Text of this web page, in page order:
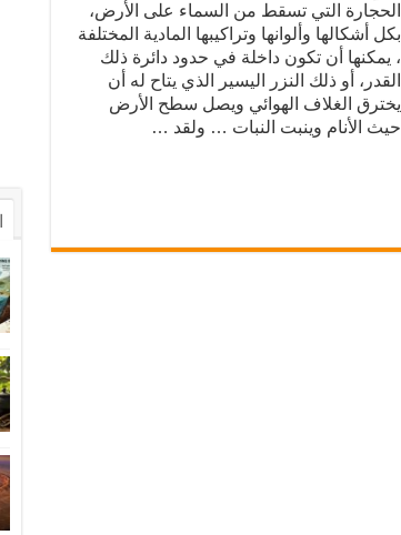
الحجارة التي تسقط من السماء على الأرض،
بكل أشكالها وألوانها وتراكيبها المادية المختلفة
، يمكنها أن تكون داخلة في حدود دائرة ذلك
القدر، أو ذلك النزر اليسير الذي يتاح له أن
يخترق الغلاف الهوائي ويصل سطح الأرض
حيث الأنام وينبت النبات … ولقد …